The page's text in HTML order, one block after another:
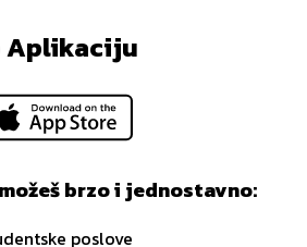
Aplikaciju
brzo i jednostavno:
poslove